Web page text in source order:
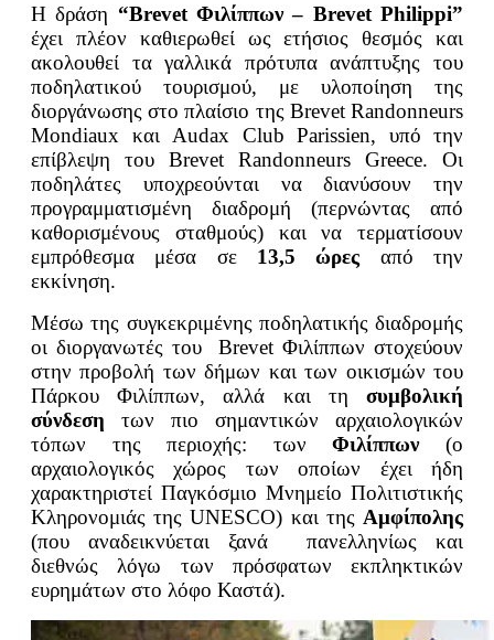
Η δράση “Brevet Φιλίππων – Brevet Philippi”
έχει πλέον καθιερωθεί ως ετήσιος θεσμός και
ακολουθεί τα γαλλικά πρότυπα ανάπτυξης του
ποδηλατικού τουρισμού, με υλοποίηση της
διοργάνωσης στο πλαίσιο της Brevet Randonneurs
Mondiaux και Audax Club Parissien, υπό την
επίβλεψη του Brevet Randonneurs Greece. Οι
ποδηλάτες υποχρεούνται να διανύσουν την
προγραμματισμένη διαδρομή (περνώντας από
καθορισμένους σταθμούς) και να τερματίσουν
εμπρόθεσμα μέσα σε 13,5 ώρες από την
εκκίνηση.
Μέσω της συγκεκριμένης ποδηλατικής διαδρομής
οι διοργανωτές του Brevet Φιλίππων στοχεύουν
στην προβολή των δήμων και των οικισμών του
Πάρκου Φιλίππων, αλλά και τη συμβολική
σύνδεση των πιο σημαντικών αρχαιολογικών
τόπων της περιοχής: τωνΦιλίππων(ο
αρχαιολογικός χώρος των οποίων έχει ήδη
χαρακτηριστεί Παγκόσμιο Μνημείο Πολιτιστικής
Κληρονομιάς της UNESCO) και της Αμφίπολης
(που αναδεικνύεται ξανά πανελ­ληνίως και
διεθνώς λόγω των πρόσφατων εκπληκτικών
ευρημάτων στο λόφο Καστά).